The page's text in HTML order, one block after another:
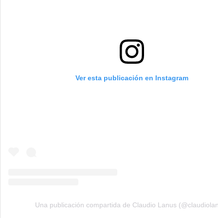
Ver esta publicación en Instagram
Una publicación compartida de Claudio Lanus